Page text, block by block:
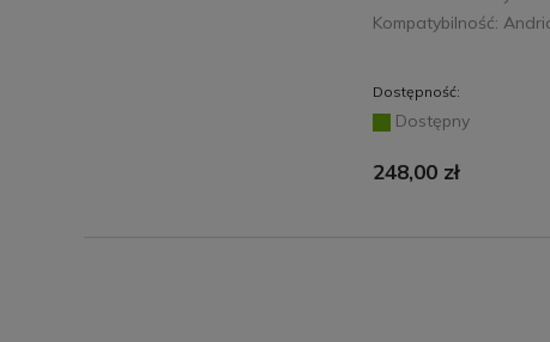
Kompatybilność:
Dostępność:
Dostępny
248,00 zł